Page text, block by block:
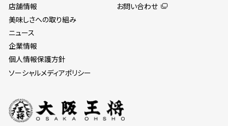
店舗情報
美味しさへの取り組み
ニュース
企業情報
個人情報保護方針
ソーシャルメディアポリシー
お問い合わせ